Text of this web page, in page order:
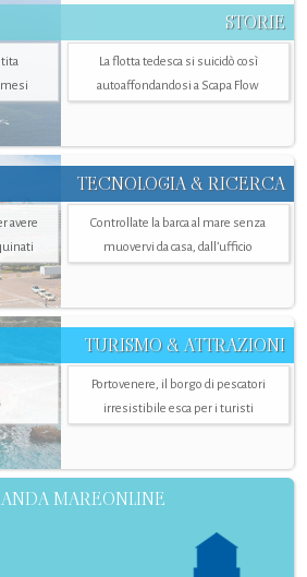
STORIE
La flotta tedesca si suicidò così
autoaffondandosi a Scapa Flow
TECNOLOGIA & RICERCA
avere
Controllate la barca al mare senza
muovervi da casa, dall’ufficio
TURISMO & ATTRAZIONI
Portovenere, il borgo di pescatori
irresistibile esca per i turisti
MAREONLINE